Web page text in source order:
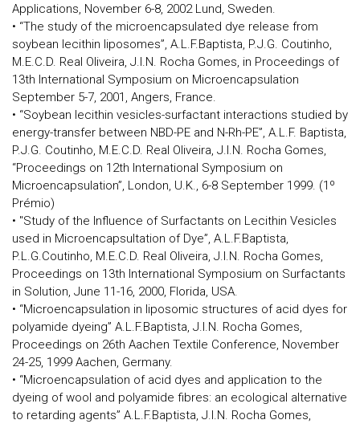
Applications, November 6-8, 2002 Lund, Sweden.
• “The study of the microencapsulated dye release from
soybean lecithin liposomes”, A.L.F.Baptista, P.J.G. Coutinho,
M.E.C.D. Real Oliveira, J.I.N. Rocha Gomes, in Proceedings of
13th International Symposium on Microencapsulation
September 5-7, 2001, Angers, France.
• “Soybean lecithin vesicles-surfactant interactions studied by
energy-transfer between NBD-PE and N-Rh-PE”, A.L.F. Baptista,
P.J.G. Coutinho, M.E.C.D. Real Oliveira, J.I.N. Rocha Gomes,
“Proceedings on 12th International Symposium on
Microencapsulation”, London, U.K., 6-8 September 1999. (1º
Prémio)
• "Study of the Influence of Surfactants on Lecithin Vesicles
used in Microencapsultation of Dye”, A.L.F.Baptista,
P.L.G.Coutinho, M.E.C.D. Real Oliveira, J.I.N. Rocha Gomes,
Proceedings on 13th International Symposium on Surfactants
in Solution, June 11-16, 2000, Florida, USA.
• “Microencapsulation in liposomic structures of acid dyes for
polyamide dyeing” A.L.F.Baptista, J.I.N. Rocha Gomes,
Proceedings on 26th Aachen Textile Conference, November
24-25, 1999 Aachen, Germany.
• “Microencapsulation of acid dyes and application to the
dyeing of wool and polyamide fibres: an ecological alternative
to retarding agents” A.L.F.Baptista, J.I.N. Rocha Gomes,